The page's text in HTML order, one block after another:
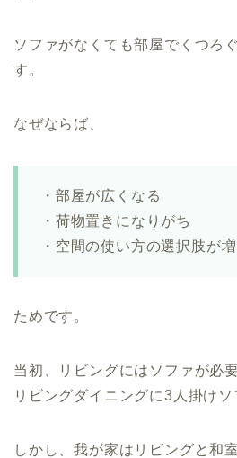
ソファがなくても部屋でくつろ
す。
なぜならば、
・部屋が広くなる
・荷物置きになりがち
・空間の使い方の選択肢が
ためです。
当初、リビングにはソファが必
リビングダイニングに3人掛けソ
しかし、我が家はリビングと和